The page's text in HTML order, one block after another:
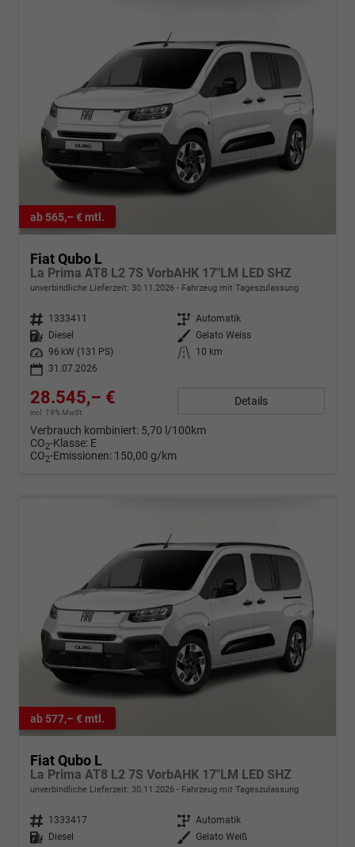
ab 565,– € mtl.
Fiat Qubo L
La Prima AT8 L2 7S VorbAHK 17"LM LED SHZ
unverbindliche Lieferzeit: 30.11.2026 Fahrzeug mit Tageszulassung
Fahrzeugnr. 1333411 Getriebe Automatik
Kraftstoff
Diesel Außenfarbe
Gelato Weiss
Leistung
96 kW (131 PS) Kilometerstand
10 km
31.07.2026
28.545,– €
incl. 19% MwSt.
Details
Verbrauch kombiniert: 5,70 l/100km
CO2-Klasse: E
CO2-Emissionen: 150,00 g/km
ab 577,– € mtl.
Fiat Qubo L
La Prima AT8 L2 7S VorbAHK 17"LM LED SHZ
unverbindliche Lieferzeit: 30.11.2026 Fahrzeug mit Tageszulassung
Fahrzeugnr. 1333417 Getriebe Automatik
Kraftstoff
Diesel Außenfarbe
Gelato Weiß